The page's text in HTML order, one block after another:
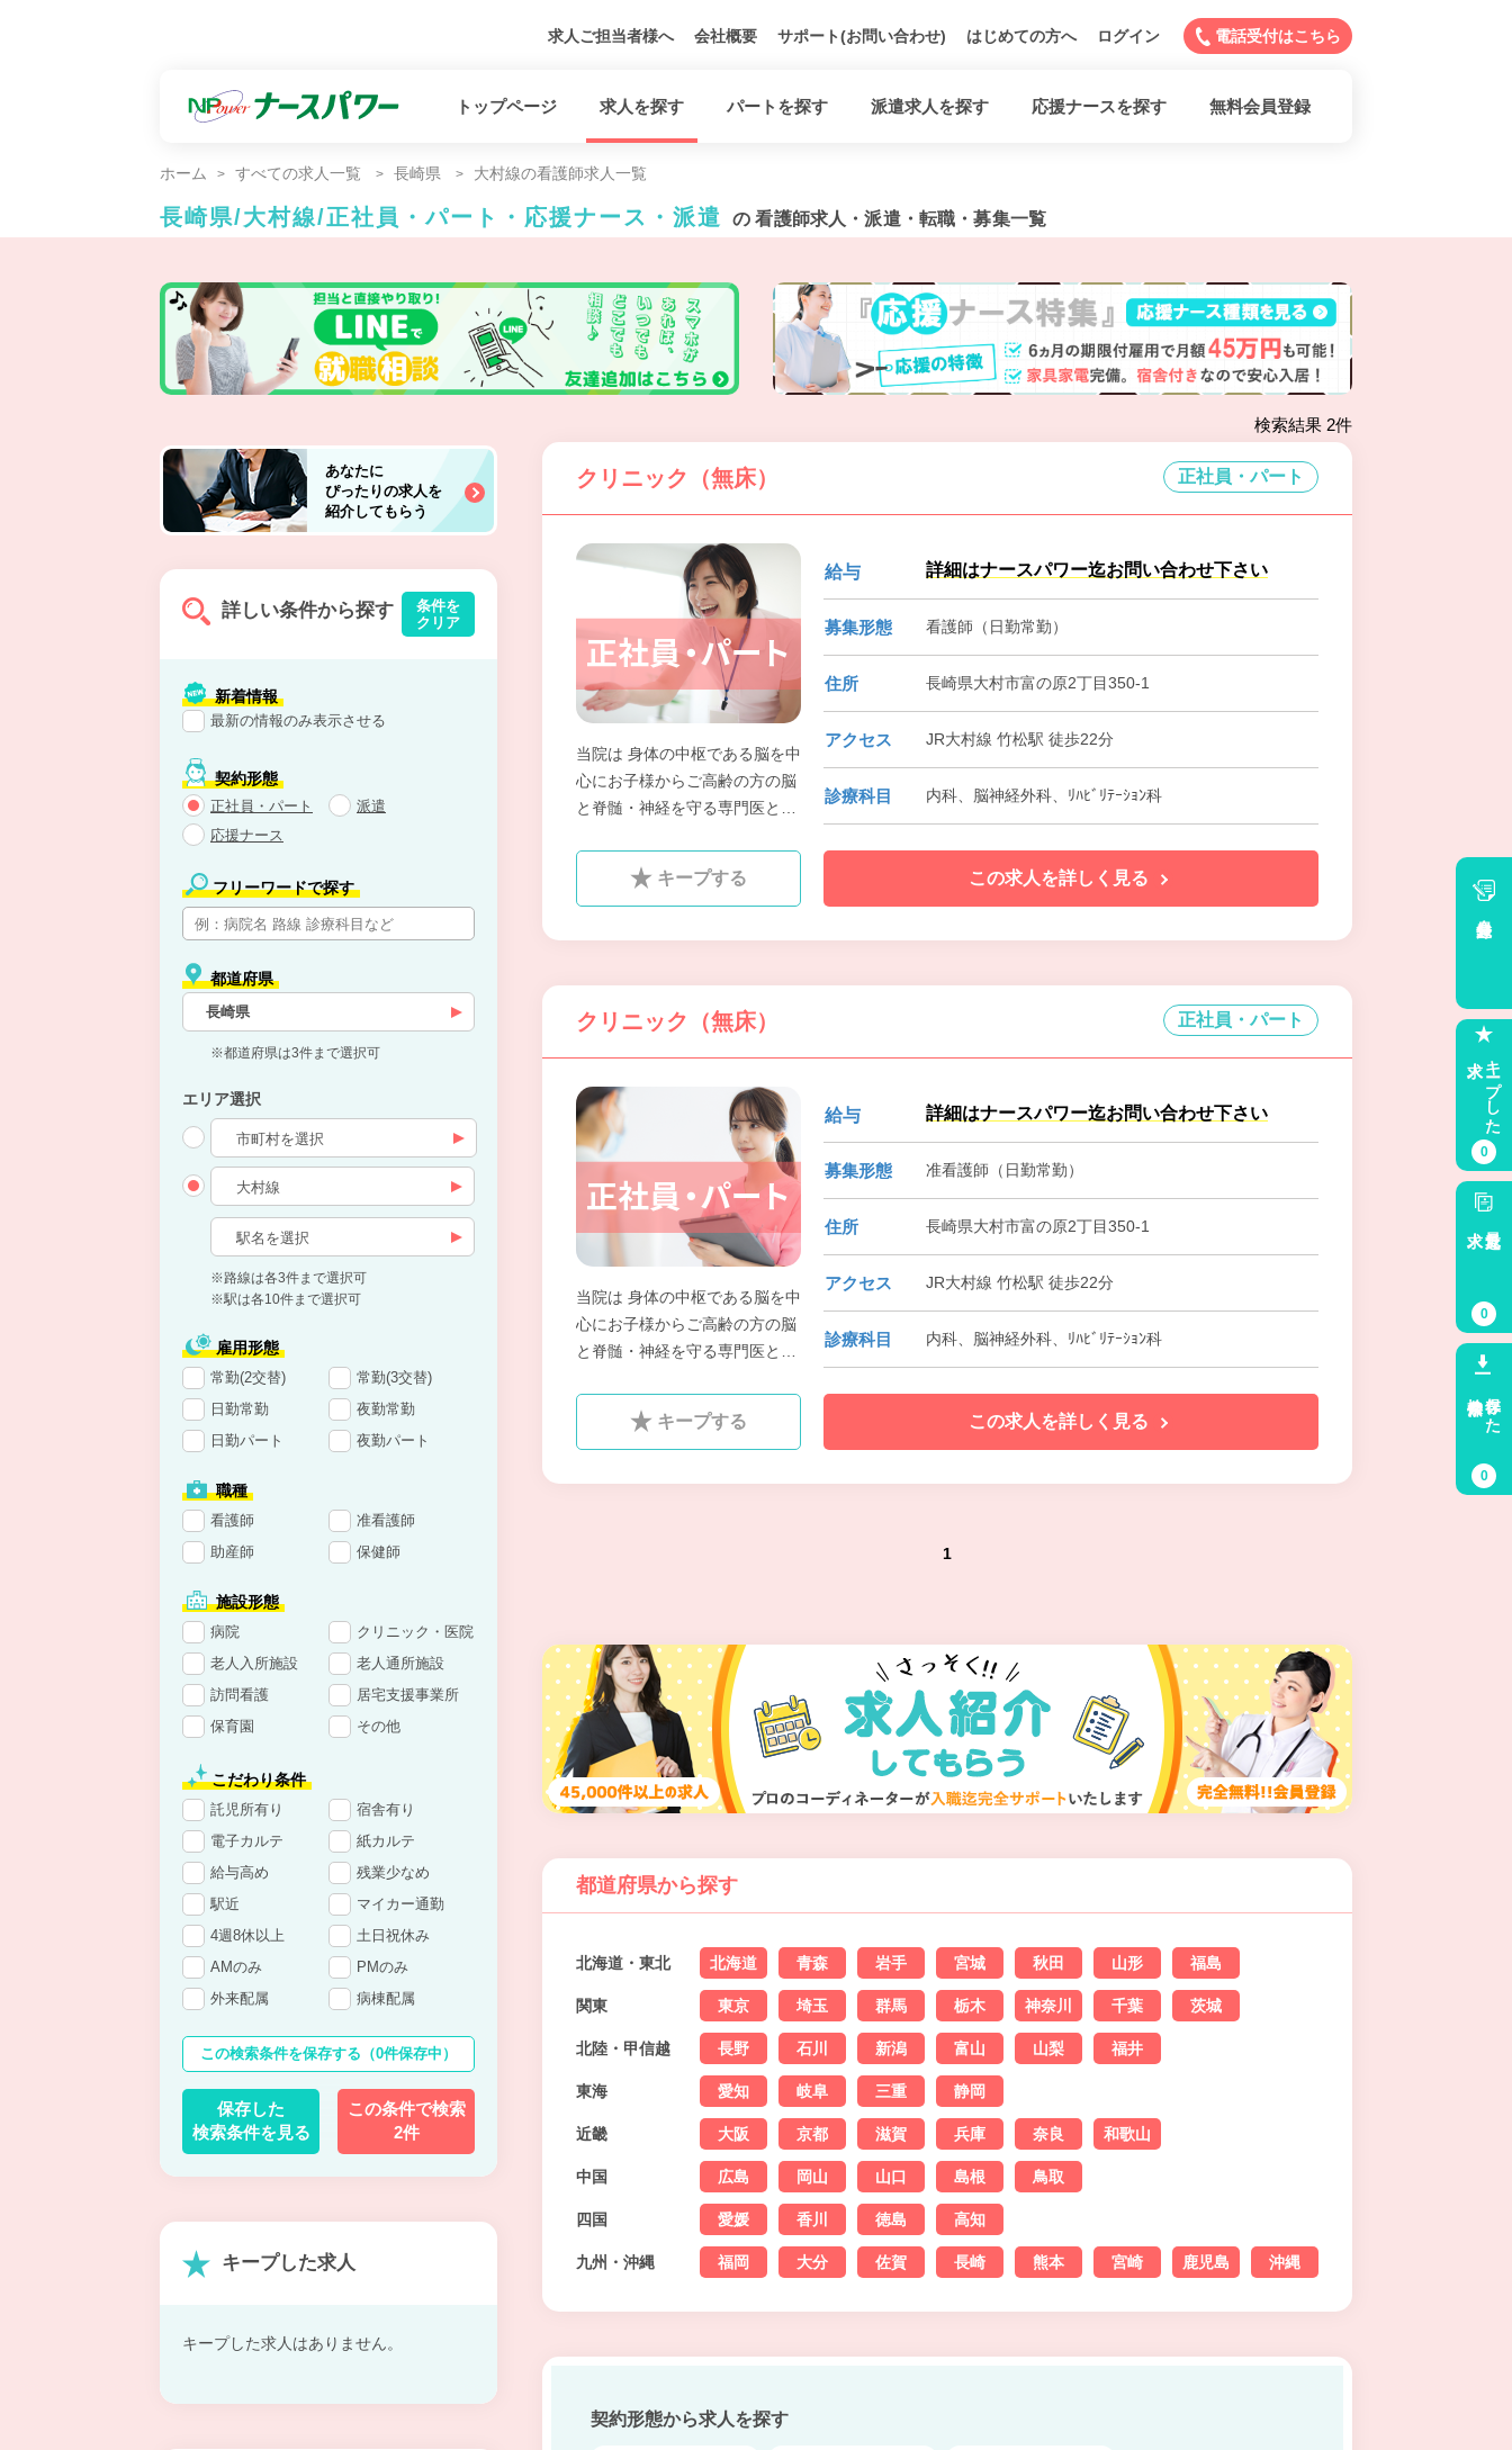
求人ご担当者様へ 会社概要 サポート(お問い合わせ) はじめての方へ ログイン 電話受付はこちら
トップページ 求人を探す パートを探す 派遣求人を探す 応援ナースを探す 無料会員登録
ホーム すべての求人一覧 長崎県 大村線の看護師求人一覧
長崎県/大村線/正社員・パート・応援ナース・派遣 の 看護師求人・派遣・転職・募集一覧
検索結果 2件
クリニック（無床） 正社員・パート
当院は 身体の中枢である脳を中
心にお子様からご高齢の方の脳
と脊髄・神経を守る専門医とし
テーションで地域の医療介護に
給与 詳細はナースパワー迄お問い合わせ下さい
募集形態 看護師（日勤常勤）
住所 長崎県大村市富の原2丁目350-1
アクセス JR大村線 竹松駅 徒歩22分
診療科目 内科、脳神経外科、ﾘﾊﾋﾞﾘﾃｰｼｮﾝ科
キープする この求人を詳しく見る
クリニック（無床） 正社員・パート
当院は 身体の中枢である脳を中
心にお子様からご高齢の方の脳
と脊髄・神経を守る専門医とし
テーションで地域の医療介護に
給与 詳細はナースパワー迄お問い合わせ下さい
募集形態 准看護師（日勤常勤）
住所 長崎県大村市富の原2丁目350-1
アクセス JR大村線 竹松駅 徒歩22分
診療科目 内科、脳神経外科、ﾘﾊﾋﾞﾘﾃｰｼｮﾝ科
キープする この求人を詳しく見る
1
都道府県から探す
北海道・東北 北海道 青森 岩手 宮城 秋田 山形 福島
関東 東京 埼玉 群馬 栃木 神奈川 千葉 茨城
北陸・甲信越 長野 石川 新潟 富山 山梨 福井
東海 愛知 岐阜 三重 静岡
近畿 大阪 京都 滋賀 兵庫 奈良 和歌山
中国 広島 岡山 山口 島根 鳥取
四国 愛媛 香川 徳島 高知
九州・沖縄 福岡 大分 佐賀 長崎 熊本 宮崎 鹿児島 沖縄
契約形態から求人を探す
あなたに
ぴったりの求人を
紹介してもらう
詳しい条件から探す
条件を
クリア
新着情報
最新の情報のみ表示させる
契約形態
正社員・パート
派遣
応援ナース
フリーワードで探す
都道府県
長崎県
※都道府県は3件まで選択可
エリア選択
※路線は各3件まで選択可
※駅は各10件まで選択可
雇用形態
常勤(2交替)
常勤(3交替)
日勤常勤
夜勤常勤
日勤パート
夜勤パート
職種
看護師
准看護師
助産師
保健師
施設形態
病院
クリニック・医院
老人入所施設
老人通所施設
訪問看護
居宅支援事業所
保育園
その他
こだわり条件
託児所有り
宿舎有り
電子カルテ
紙カルテ
給与高め
残業少なめ
駅近
マイカー通勤
4週8休以上
土日祝休み
AMのみ
PMのみ
外来配属
病棟配属
この検索条件を保存する （0件保存中）
保存した
検索条件を見る
この条件で検索
2件
キープした求人
キープした求人はありません。
キープした
0
最近見た
0
保存した
0